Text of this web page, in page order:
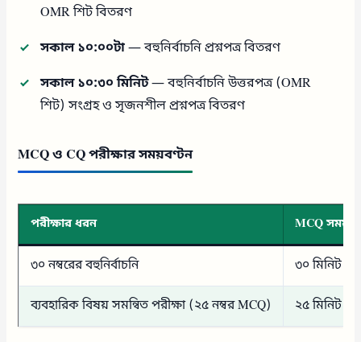
OMR শিট বিতরণ
সকাল ১০:০০টা— বহুনির্বাচনি প্রশ্নপত্র বিতরণ
সকাল ১০:৩০ মিনিট— বহুনির্বাচনি উত্তরপত্র (OMR
শিট) সংগ্রহ ও সৃজনশীল প্রশ্নপত্র বিতরণ
MCQ ও CQ পরীক্ষার সময়বণ্টন
পরীক্ষার ধরন MCQ সময়
৩০ নম্বরের বহুনির্বাচনি ৩০ মিনিট
ব্যবহারিক বিষয় সমন্বিত পরীক্ষা (২৫ নম্বর MCQ) ২৫ মিনিট